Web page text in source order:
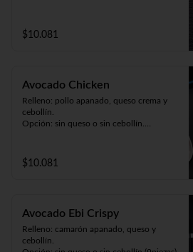
$10.081
Avocado Chicken
Relleno: pollo apanado, queso crema y
cebollín.
Opción: sin queso o sin cebollín.
$10.081
Avocado Ebi Crispy
Relleno: camarón apanado, queso y
cebollín.